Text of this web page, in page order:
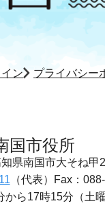
ン プライバシー
国市役所
県南国市大そね甲
（代表）
Fax：
から17時15分 （土